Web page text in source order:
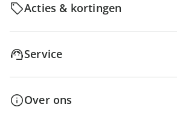
Acties & kortingen
Service
Over ons